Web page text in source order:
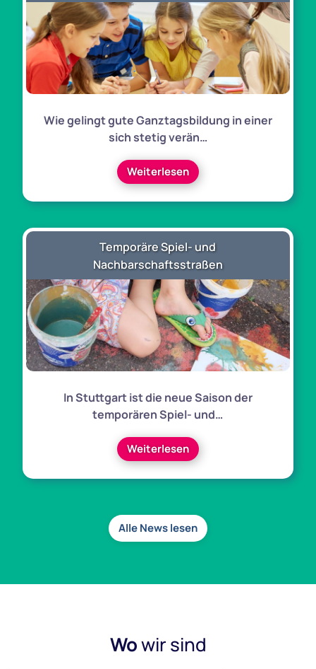
Wie gelingt gute Ganztagsbildung in einer
sich stetig verän…
Weiterlesen
Temporäre Spiel- und
Nachbarschaftsstraßen
In Stuttgart ist die neue Saison der
temporären Spiel- und…
Weiterlesen
Alle News lesen
Wowir sind